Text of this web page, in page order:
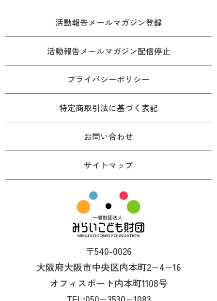
活動報告メールマガジン登録
活動報告メールマガジン配信停止
プライバシーポリシー
特定商取引法に基づく表記
お問い合わせ
サイトマップ
〒540-0026
大阪府大阪市中央区内本町2−4−16
オフィスポート内本町1108号